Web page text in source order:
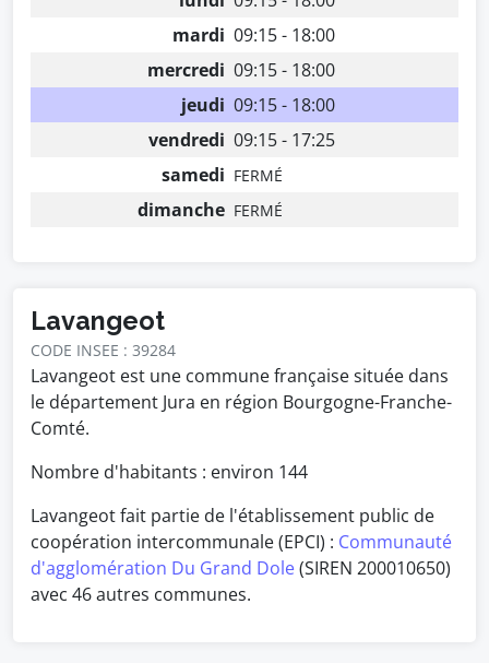
mardi 09:15 - 18:00
mercredi 09:15 - 18:00
jeudi 09:15 - 18:00
vendredi 09:15 - 17:25
samedi FERMÉ
dimanche FERMÉ
Lavangeot
CODE INSEE : 39284
Lavangeot est une commune française située dans
le département Jura en région Bourgogne-Franche-
Comté.
Nombre d'habitants : environ 144
Lavangeot fait partie de l'établissement public de
coopération intercommunale (EPCI) : Communauté
d'agglomération Du Grand Dole(SIREN 200010650)
avec 46 autres communes.